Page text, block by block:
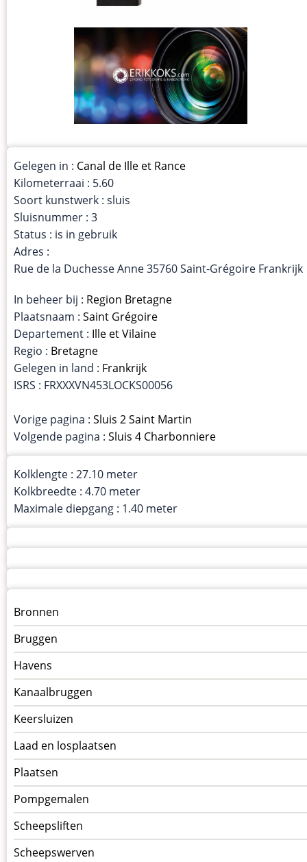
Gelegen in : Canal de Ille et Rance
Kilometerraai : 5.60
Soort kunstwerk : sluis
Sluisnummer : 3
Status : is in gebruik
Adres :
Rue de la Duchesse Anne 35760 Saint-Grégoire Frankrijk
In beheer bij : Region Bretagne
Plaatsnaam : Saint Grégoire
Departement : Ille et Vilaine
Regio : Bretagne
Gelegen in land : Frankrijk
ISRS : FRXXXVN453LOCKS00056
Vorige pagina : Sluis 2 Saint Martin
Volgende pagina : Sluis 4 Charbonniere
Kolklengte : 27.10 meter
Kolkbreedte : 4.70 meter
Maximale diepgang : 1.40 meter
Menu
kunstwerken
op
kunstwerkpagina
Bronnen
Bruggen
Havens
Kanaalbruggen
Keersluizen
Laad en losplaatsen
Plaatsen
Pompgemalen
Scheepsliften
Scheepswerven